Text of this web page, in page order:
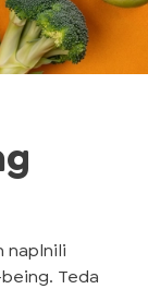
naplnili
Teda